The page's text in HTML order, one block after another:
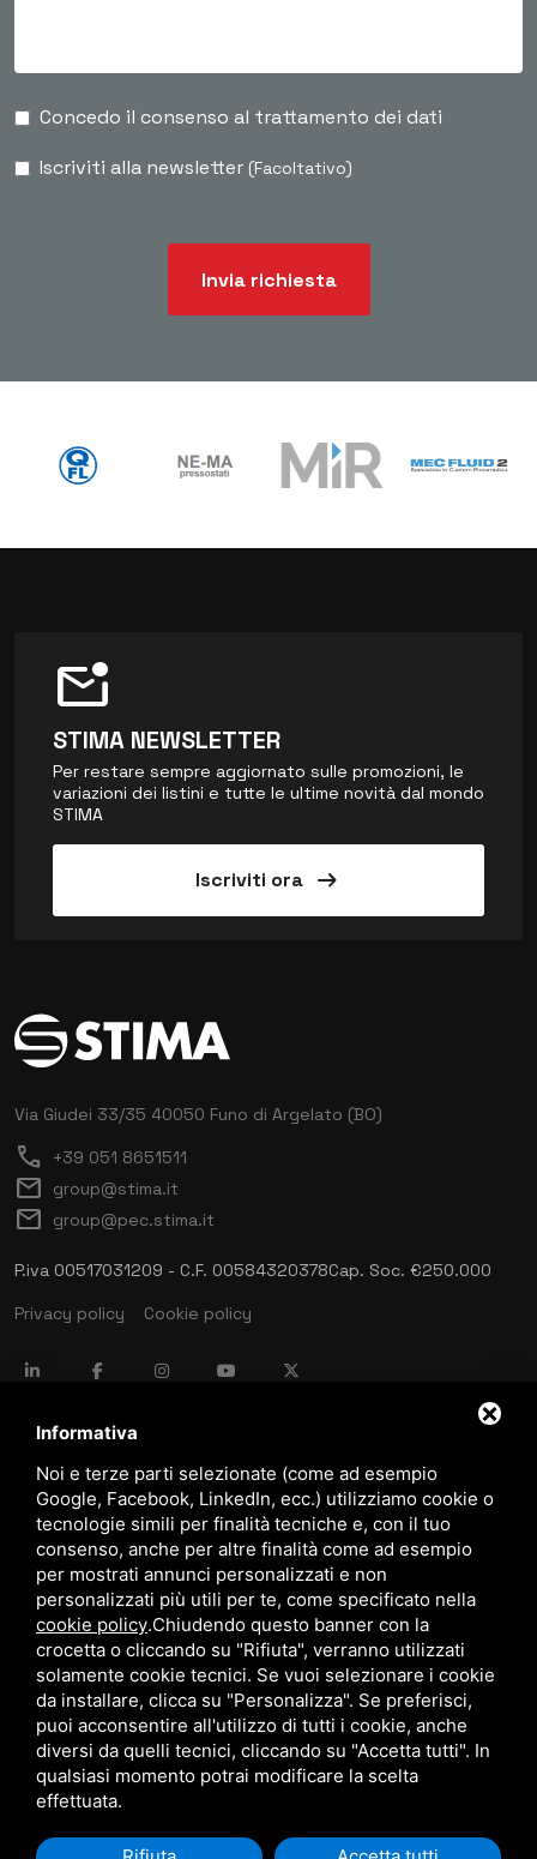
Concedo il consenso al trattamento dei dati
Iscriviti alla newsletter (Facoltativo)
Invia richiesta
mark_email_unread
STIMA NEWSLETTER
Per restare sempre aggiornato sulle promozioni, le
variazioni dei listini e tutte le ultime novità dal mondo
STIMA
Iscriviti ora arrow_right_alt
Via Giudei 33/35 40050 Funo di Argelato (BO)
call +39 051 8651511
mail group@stima.it
mail group@pec.stima.it
P.iva 00517031209 - C.F. 00584320378Cap. Soc. €250.000
Privacy policy
Cookie policy
language ITALIANO
download Catalogo Stima
download Politica qualità e sicurezza
Questo sito è protetto da Google reCAPTCHA v3,Privacy Policy
Terms of Service
Informativa
Noi e terze parti selezionate (come ad esempio
Google, Facebook, LinkedIn, ecc.) utilizziamo cookie o
tecnologie simili per finalità tecniche e, con il tuo
consenso, anche per altre finalità come ad esempio
per mostrati annunci personalizzati e non
personalizzati più utili per te, come specificato nella
cookie policy.Chiudendo questo banner con la
crocetta o cliccando su "Rifiuta", verranno utilizzati
solamente cookie tecnici. Se vuoi selezionare i cookie
da installare, clicca su "Personalizza". Se preferisci,
puoi acconsentire all'utilizzo di tutti i cookie, anche
diversi da quelli tecnici, cliccando su "Accetta tutti". In
qualsiasi momento potrai modificare la scelta
effettuata.